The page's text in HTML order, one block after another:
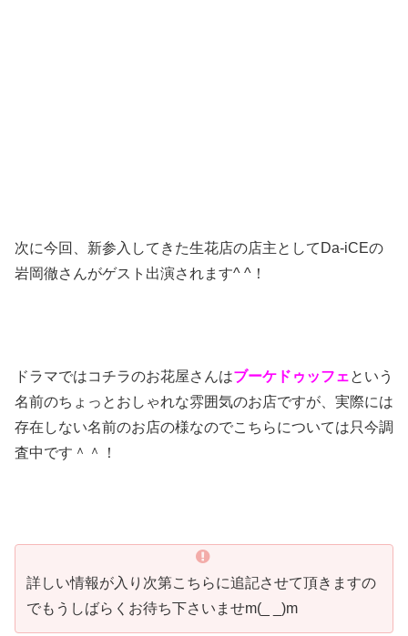
次に今回、新参入してきた生花店の店主としてDa-iCEの
岩岡徹さんがゲスト出演されます^ ^！
ドラマではコチラのお花屋さんはブーケドゥッフェという
名前のちょっとおしゃれな雰囲気のお店ですが、実際には
存在しない名前のお店の様なのでこちらについては只今調
査中です＾＾！
詳しい情報が入り次第こちらに追記させて頂きますの
でもうしばらくお待ち下さいませm(_ _)m